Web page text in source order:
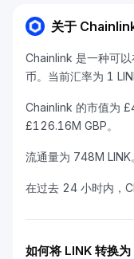
关于
Chainlink 是一种可
币。当前汇率为 1
Chainlink 的市值为
£126.16M GBP。
流通量为 748M LINK
在过去 24 小时内，
如何将 LINK 转换为